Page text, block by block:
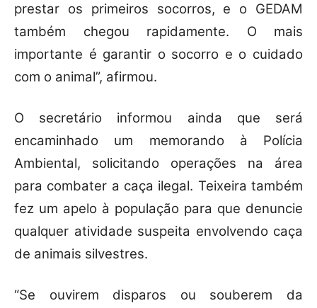
prestar os primeiros socorros, e o GEDAM
também chegou rapidamente. O mais
importante é garantir o socorro e o cuidado
com o animal”, afirmou.
O secretário informou ainda que será
encaminhado um memorando à Polícia
Ambiental, solicitando operações na área
para combater a caça ilegal. Teixeira também
fez um apelo à população para que denuncie
qualquer atividade suspeita envolvendo caça
de animais silvestres.
“Se ouvirem disparos ou souberem da